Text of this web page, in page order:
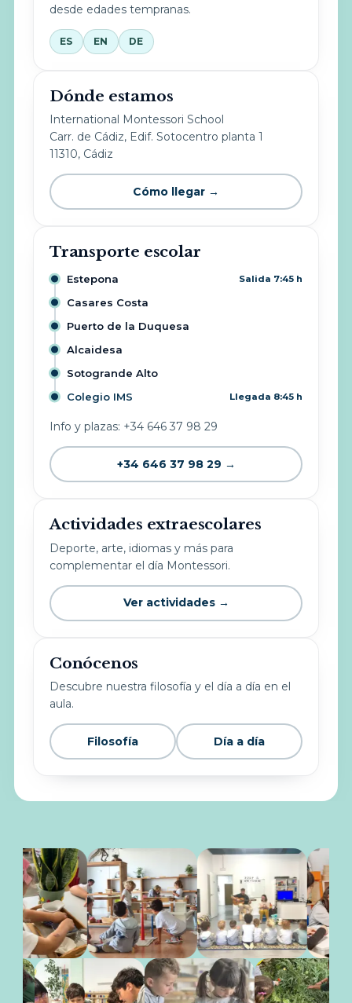
desde edades tempranas.
ES EN DE
Dónde estamos
International Montessori School
Carr. de Cádiz, Edif. Sotocentro planta 1
11310, Cádiz
Cómo llegar →
Transporte escolar
Estepona Salida 7:45 h
Casares Costa
Puerto de la Duquesa
Alcaidesa
Sotogrande Alto
Colegio IMS
Llegada 8:45 h
Info y plazas: +34 646 37 98 29
+34 646 37 98 29 →
Actividades extraescolares
Deporte, arte, idiomas y más para
complementar el día Montessori.
Ver actividades →
Conócenos
Descubre nuestra filosofía y el día a día en el
aula.
Filosofía Día a día